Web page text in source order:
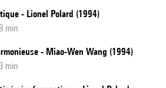
- Lionel Polard (1994)
min
- Miao-Wen Wang (1994)
min